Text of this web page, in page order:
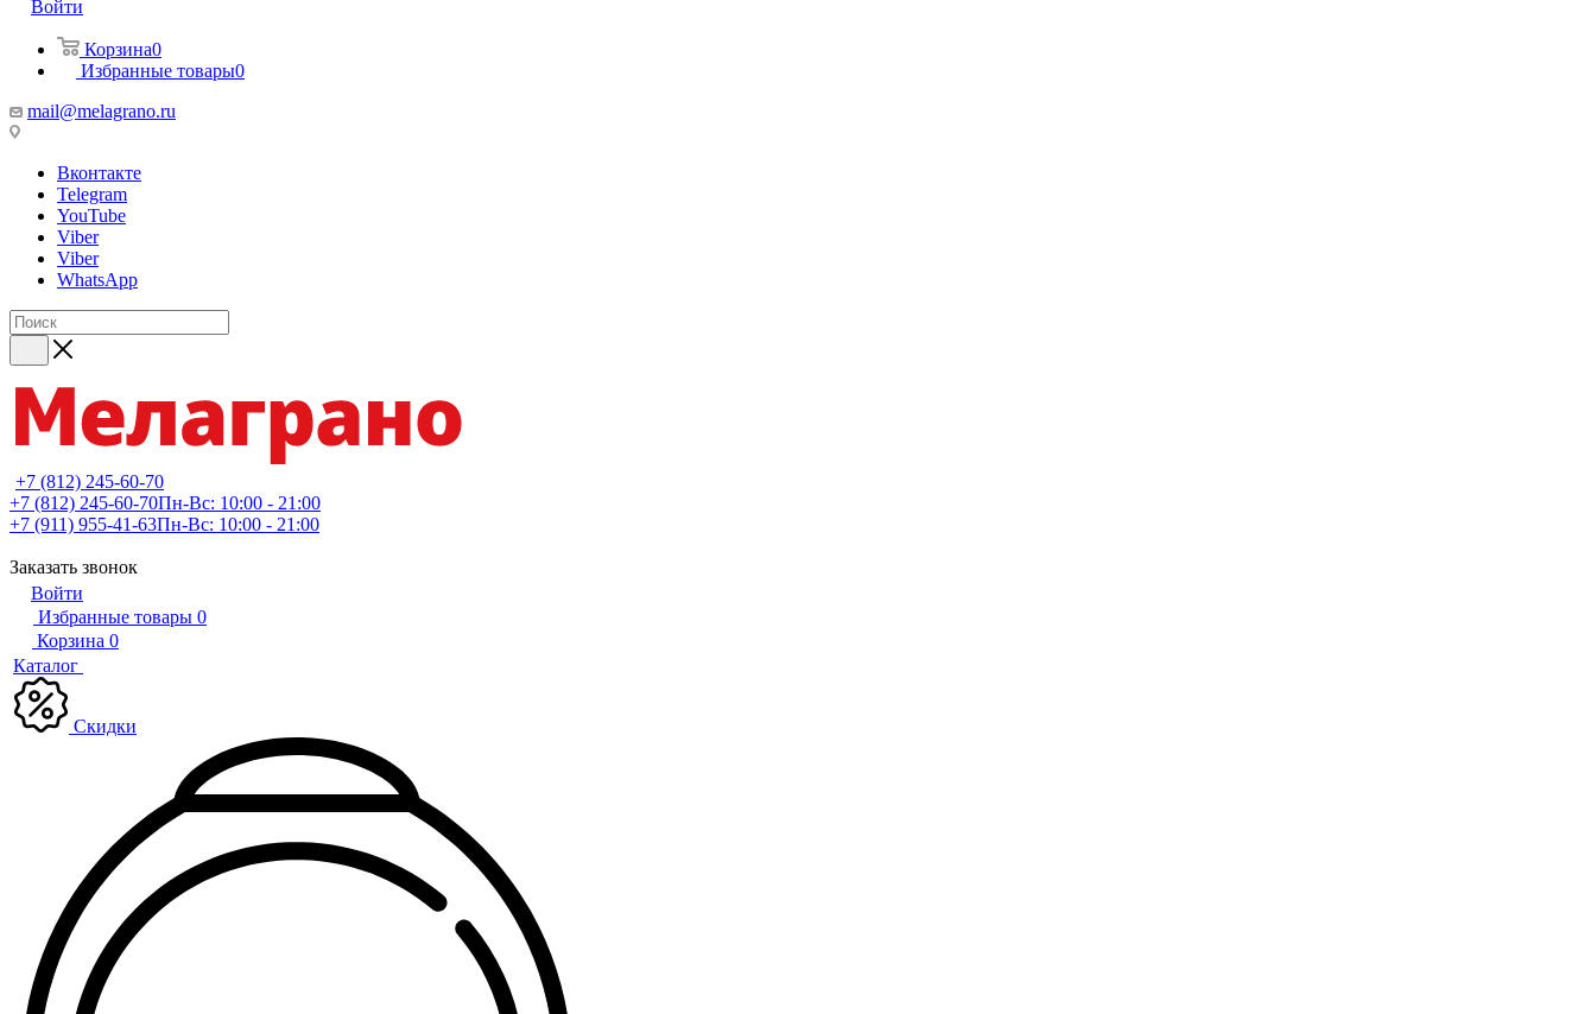
Войти
Корзина0
Избранные товары0
mail@melagrano.ru
Вконтакте
Telegram
YouTube
Viber
Viber
WhatsApp
+7 (812) 245-60-70
+7 (812) 245-60-70Пн-Вс: 10:00 - 21:00
+7 (911) 955-41-63Пн-Вс: 10:00 - 21:00
Заказать звонок
Войти
Избранные товары 0
Корзина 0
Каталог
Скидки